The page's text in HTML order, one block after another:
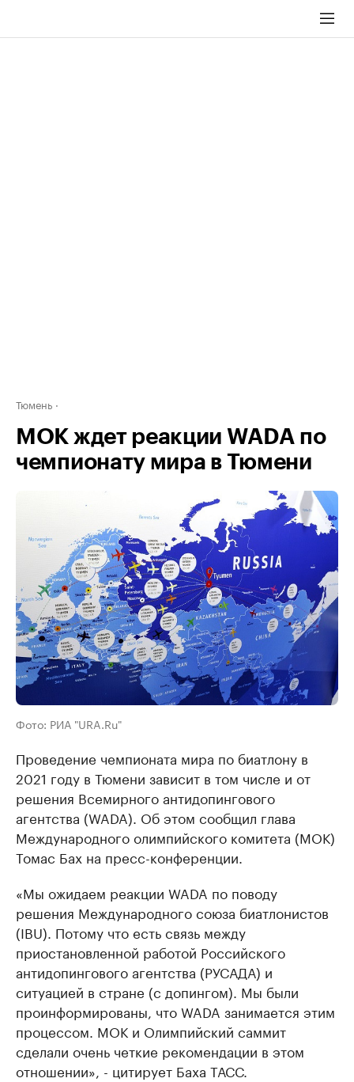
Тюмень
МОК ждет реакции WADA по
чемпионату мира в Тюмени
Фото: РИА "URA.Ru"
Проведение чемпионата мира по биатлону в
2021 году в Тюмени зависит в том числе и от
решения Всемирного антидопингового
агентства (WADA). Об этом сообщил глава
Международного олимпийского комитета (МОК)
Томас Бах на пресс-конференции.
«Мы ожидаем реакции WADA по поводу
решения Международного союза биатлонистов
(IBU). Потому что есть связь между
приостановленной работой Российского
антидопингового агентства (РУСАДА) и
ситуацией в стране (с допингом). Мы были
проинформированы, что WADA занимается этим
процессом. МОК и Олимпийский саммит
сделали очень четкие рекомендации в этом
отношении», - цитирует Баха ТАСС.